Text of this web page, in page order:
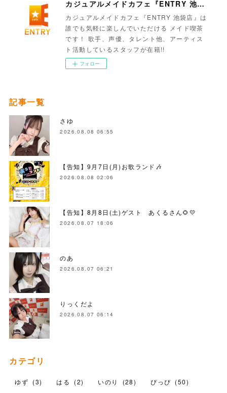
カジュアルメイドカフェ『ENTRY 池袋店』
カジュアルメイドカフェ『ENTRY 池袋店』は
誰でも気軽に楽しんでいただける メイド喫茶
です！ 歌手、声優、タレント他、アーティス
ト活動しているスタッフが在籍!!
フォロー
記事一覧
さゆ
2026.08.08 06:55
【告知】9月7日(月)お歌ランド🎶
2026.08.08 02:06
【告知】8月8日(土)ゲスト あくるさん🌻💛
2026.08.07 18:06
のあ
2026.08.07 06:21
りっくだよ
2026.08.07 06:14
カテゴリ
ゆず (3) はる (2) いのり (28) ぴっぴ (50)